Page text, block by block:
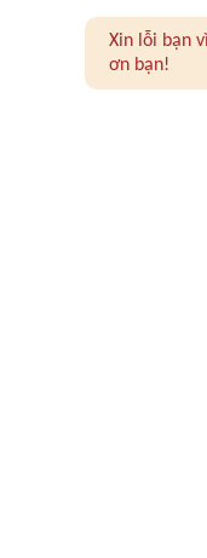
Xin lỗi bạn
ơn bạn!